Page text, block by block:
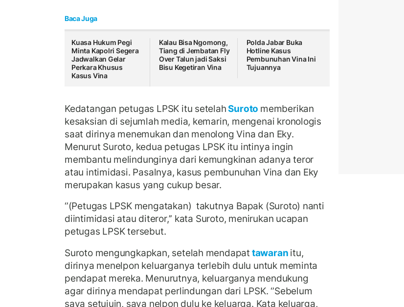
Baca Juga
Kuasa Hukum Pegi
Minta Kapolri Segera
Jadwalkan Gelar
Perkara Khusus
Kasus Vina
Kalau Bisa Ngomong,
Tiang di Jembatan Fly
Over Talun jadi Saksi
Bisu Kegetiran Vina
Polda Jabar Buka
Hotline Kasus
Pembunuhan Vina Ini
Tujuannya
Kedatangan petugas LPSK itu setelahSuroto memberikan
kesaksian di sejumlah media, kemarin, mengenai kronologis
saat dirinya menemukan dan menolong Vina dan Eky.
Menurut Suroto, kedua petugas LPSK itu intinya ingin
membantu melindunginya dari kemungkinan adanya teror
atau intimidasi. Pasalnya, kasus pembunuhan Vina dan Eky
merupakan kasus yang cukup besar.
‘’(Petugas LPSK mengatakan) takutnya Bapak (Suroto) nanti
diintimidasi atau diteror,’’ kata Suroto, menirukan ucapan
petugas LPSK tersebut.
Suroto mengungkapkan, setelah mendapat tawaran itu,
dirinya menelpon keluarganya terlebih dulu untuk meminta
pendapat mereka. Menurutnya, keluarganya mendukung
agar dirinya mendapat perlindungan dari LPSK. ‘’Sebelum
saya setujuin, saya nelpon dulu ke keluarga. Kata keluarga,